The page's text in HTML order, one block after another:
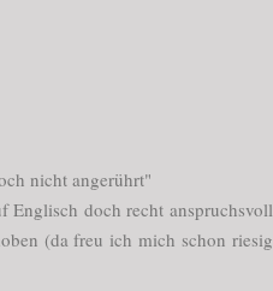
nicht angerührt"
Englisch doch recht anspruchsvoll
(da freu ich mich schon riesig